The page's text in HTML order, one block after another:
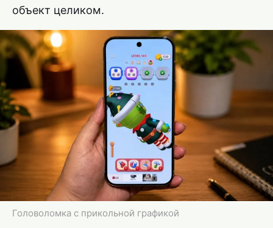
объект целиком.
Головоломка с прикольной графикой